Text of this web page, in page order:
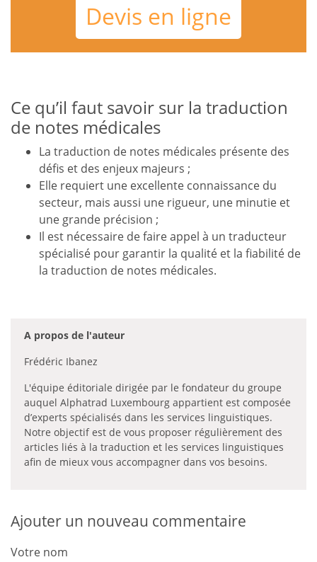
Devis en ligne
Ce qu’il faut savoir sur la traduction
de notes médicales
La traduction de notes médicales présente des
défis et des enjeux majeurs ;
Elle requiert une excellente connaissance du
secteur, mais aussi une rigueur, une minutie et
une grande précision ;
Il est nécessaire de faire appel à un traducteur
spécialisé pour garantir la qualité et la fiabilité de
la traduction de notes médicales.
A propos de l'auteur
Frédéric Ibanez
L'équipe éditoriale dirigée par le fondateur du groupe
auquel Alphatrad Luxembourg appartient est composée
d’experts spécialisés dans les services linguistiques.
Notre objectif est de vous proposer régulièrement des
articles liés à la traduction et les services linguistiques
afin de mieux vous accompagner dans vos besoins.
Ajouter un nouveau commentaire
Votre nom